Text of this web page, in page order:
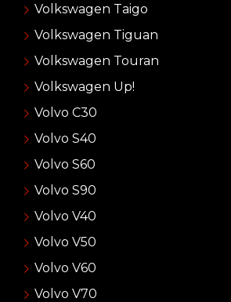
Volkswagen Taigo
Volkswagen Tiguan
Volkswagen Touran
Volkswagen Up!
Volvo C30
Volvo S40
Volvo S60
Volvo S90
Volvo V40
Volvo V50
Volvo V60
Volvo V70